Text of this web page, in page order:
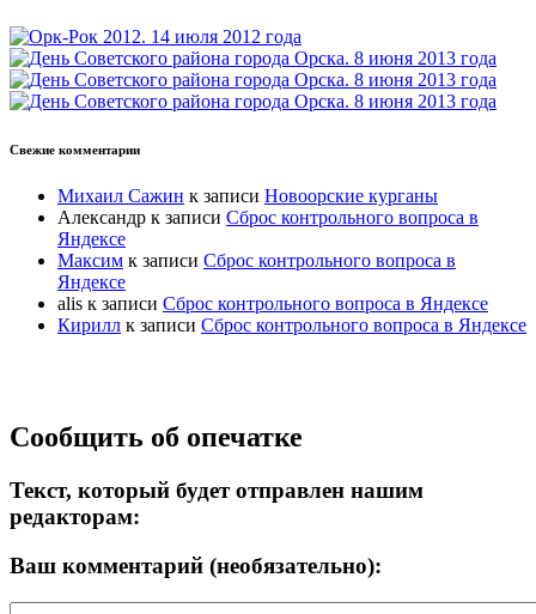
Свежие комментарии
Михаил Сажин к записи Новоорские курганы
Александр к записи Сброс контрольного вопроса в
Яндексе
Максим к записи Сброс контрольного вопроса в
Яндексе
alis к записи Сброс контрольного вопроса в Яндексе
Кирилл к записи Сброс контрольного вопроса в Яндексе
Прокрутка
вверх
Сообщить об опечатке
Текст, который будет отправлен нашим
редакторам:
Ваш комментарий (необязательно):